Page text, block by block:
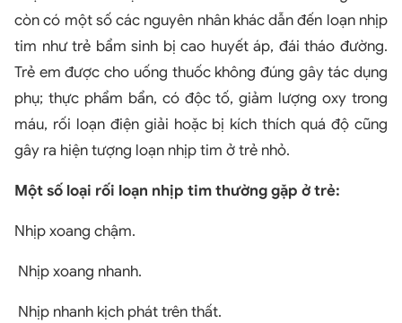
còn có một số các nguyên nhân khác dẫn đến loạn nhịp
tim như trẻ bẩm sinh bị cao huyết áp, đái tháo đường.
Trẻ em được cho uống thuốc không đúng gây tác dụng
phụ; thực phẩm bẩn, có độc tố, giảm lượng oxy trong
máu, rối loạn điện giải hoặc bị kích thích quá độ cũng
gây ra hiện tượng loạn nhịp tim ở trẻ nhỏ.
Một số loại rối loạn nhịp tim thường gặp ở trẻ:
Nhịp xoang chậm.
Nhịp xoang nhanh.
Nhịp nhanh kịch phát trên thất.